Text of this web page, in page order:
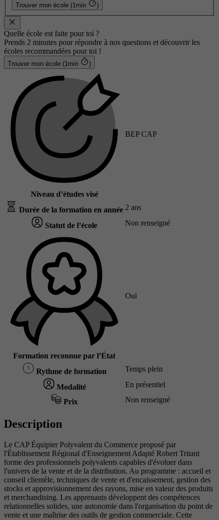
Trouver mon école (1min )
Quelle école est faite pour toi ?
Prends 2 minutes pour répondre à nos questions et découvrir les
écoles recommandées pour toi !
Trouver mon école (1min )
Niveau d’études visé
BEP CAP
Durée de la formation en année 2 ans
Statut de l’école Non renseigné
Formation reconnue par l’État
Oui
Rythme de formation Temps plein
Modalité En présentiel
Prix Non renseigné
Description
Le CAP Équipier Polyvalent du Commerce proposé par
l'Établissement Régional d'Enseignement Adapté Robert Tritant
forme des professionnels polyvalents capables d'évoluer dans
l'univers de la vente et de la distribution. Au programme : accueil et
conseil clientèle, techniques de vente et d'encaissement, gestion des
stocks et approvisionnement des rayons, mise en valeur des produits
et merchandising. Les apprenants développent des compétences
relationnelles solides, une autonomie dans l'organisation du point de
vente et une maîtrise des outils de gestion commerciale. Cette